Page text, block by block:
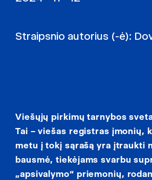
Straipsnio autorius (-ė):
Viešųjų pirkimų tarnybos
Tai – viešas registras įmonių,
metu į tokį sąrašą yra įtraukti
bausmė, tiekėjams svarbu
„apsivalymo“ priemonių,